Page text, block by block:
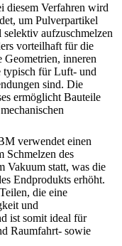
diesem Verfahren wird
um Pulverpartikel
aufzuschmelzen
vorteilhaft für die
inneren
typisch für Luft- und
sind. Die
ermöglicht Bauteile
verwendet einen
Schmelzen des
Vakuum statt, was die
Endprodukts erhöht.
die eine
und
ist somit ideal für
Raumfahrt- sowie